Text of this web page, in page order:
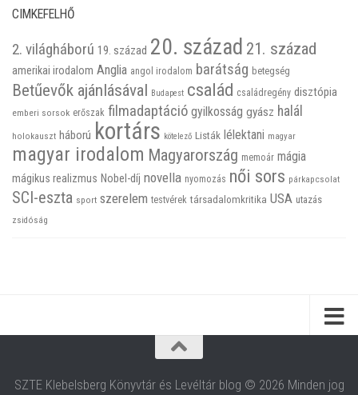
CIMKEFELHŐ
2. világháború 19. század 20. század 21. század
amerikai irodalom Anglia angol irodalom barátság betegség
Betűevők ajánlásával Budapest család családregény disztópia
emberi sorsok erőszak filmadaptáció gyilkosság gyász halál
holokauszt háború kortárs kötelező Listák lélektani magyar
magyar irodalom Magyarország memoár mágia
mágikus realizmus Nobel-díj novella nyomozás női sors párkapcsolat
SCI-eszta sport szerelem testvérek társadalomkritika USA utazás
zsidóság
SZTE Klebelsberg Könyvtár és Levéltár blog © 2026 Minden jog